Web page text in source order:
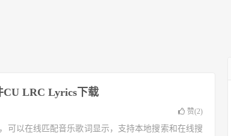
LRC Lyrics下载
赞(2)
可以在线匹配音乐歌词显示，支持本地搜索和在线搜